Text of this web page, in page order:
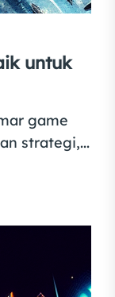
untuk
game
strategi,...